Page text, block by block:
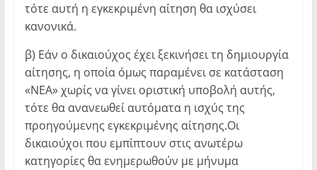
τότε αυτή η εγκεκριμένη αίτηση θα ισχύσει
κανονικά.
β) Εάν ο δικαιούχος έχει ξεκινήσει τη δημιουργία
αίτησης, η οποία όμως παραμένει σε κατάσταση
«ΝΕΑ» χωρίς να γίνει οριστική υποβολή αυτής,
τότε θα ανανεωθεί αυτόματα η ισχύς της
προηγούμενης εγκεκριμένης αίτησης.Οι
δικαιούχοι που εμπίπτουν στις ανωτέρω
κατηγορίες θα ενημερωθούν με μήνυμα